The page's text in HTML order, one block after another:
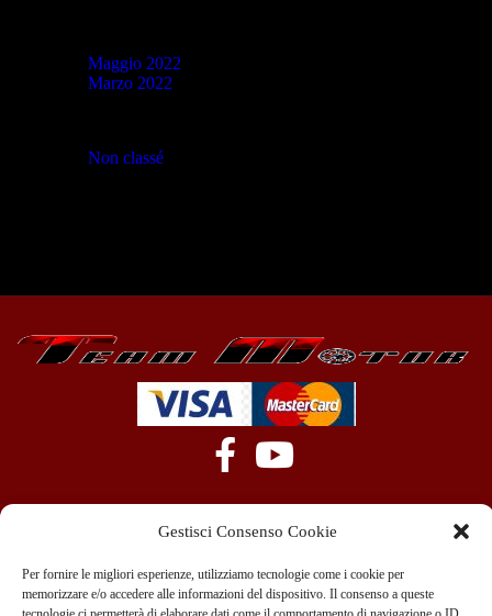
Gestisci Consenso Cookie
Per fornire le migliori esperienze, utilizziamo tecnologie come i cookie per
memorizzare e/o accedere alle informazioni del dispositivo. Il consenso a queste
Maggio 2022
Marzo 2022
Non classé